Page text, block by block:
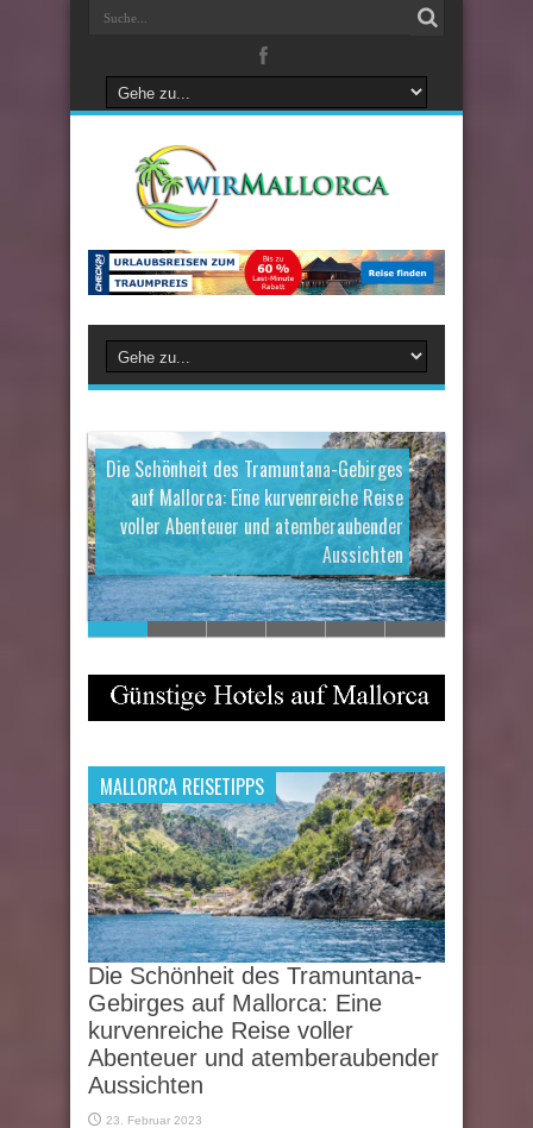
Die Schönheit des Tramuntana-Gebirges
auf Mallorca: Eine kurvenreiche Reise
voller Abenteuer und atemberaubender
Aussichten
MALLORCA REISETIPPS
Die Schönheit des Tramuntana-
Gebirges auf Mallorca: Eine
kurvenreiche Reise voller
Abenteuer und atemberaubender
Aussichten
23. Februar 2023